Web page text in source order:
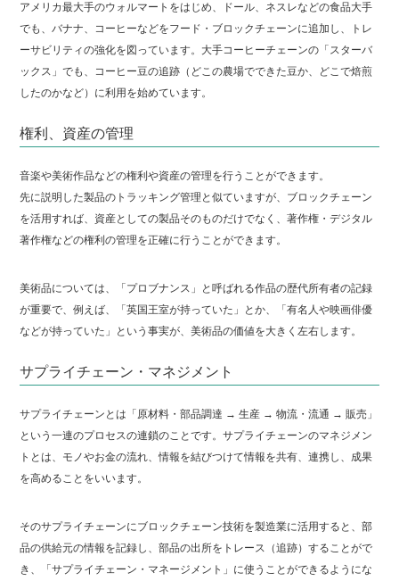
アメリカ最大手のウォルマートをはじめ、ドール、ネスレなどの食品大手
でも、バナナ、コーヒーなどをフード・ブロックチェーンに追加し、トレ
ーサビリティの強化を図っています。大手コーヒーチェーンの「スターバ
ックス」でも、コーヒー豆の追跡（どこの農場でできた豆か、どこで焙煎
したのかなど）に利用を始めています。
権利、資産の管理
音楽や美術作品などの権利や資産の管理を行うことができます。
先に説明した製品のトラッキング管理と似ていますが、ブロックチェーン
を活用すれば、資産としての製品そのものだけでなく、著作権・デジタル
著作権などの権利の管理を正確に行うことができます。
美術品については、「プロブナンス」と呼ばれる作品の歴代所有者の記録
が重要で、例えば、「英国王室が持っていた」とか、「有名人や映画俳優
などが持っていた」という事実が、美術品の価値を大きく左右します。
サプライチェーン・マネジメント
サプライチェーンとは「原材料・部品調達 → 生産 → 物流・流通 → 販売」
という一連のプロセスの連鎖のことです。サプライチェーンのマネジメン
トとは、モノやお金の流れ、情報を結びつけて情報を共有、連携し、成果
を高めることをいいます。
そのサプライチェーンにブロックチェーン技術を製造業に活用すると、部
品の供給元の情報を記録し、部品の出所をトレース（追跡）することがで
き、「サプライチェーン・マネージメント」に使うことができるようにな